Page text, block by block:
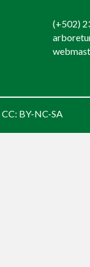
(+502)
CC: BY-NC-SA